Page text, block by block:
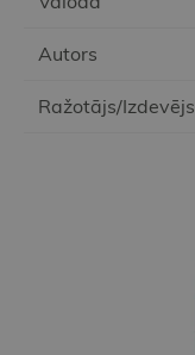
Autors
Ražotājs/Izdevējs